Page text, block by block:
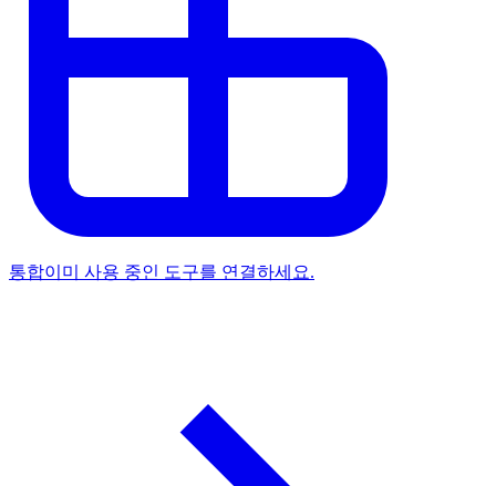
통합이미 사용 중인 도구를 연결하세요.